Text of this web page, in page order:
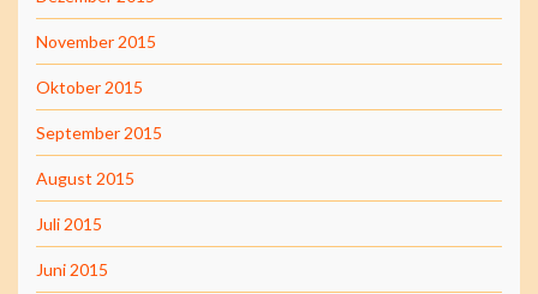
November 2015
Oktober 2015
September 2015
August 2015
Juli 2015
Juni 2015